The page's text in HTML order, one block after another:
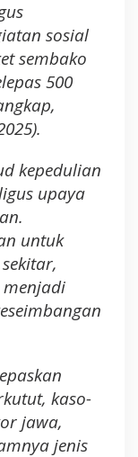
sosial
sembako
500
kepedulian
upaya
untuk
kaso-
jawa,
jenis